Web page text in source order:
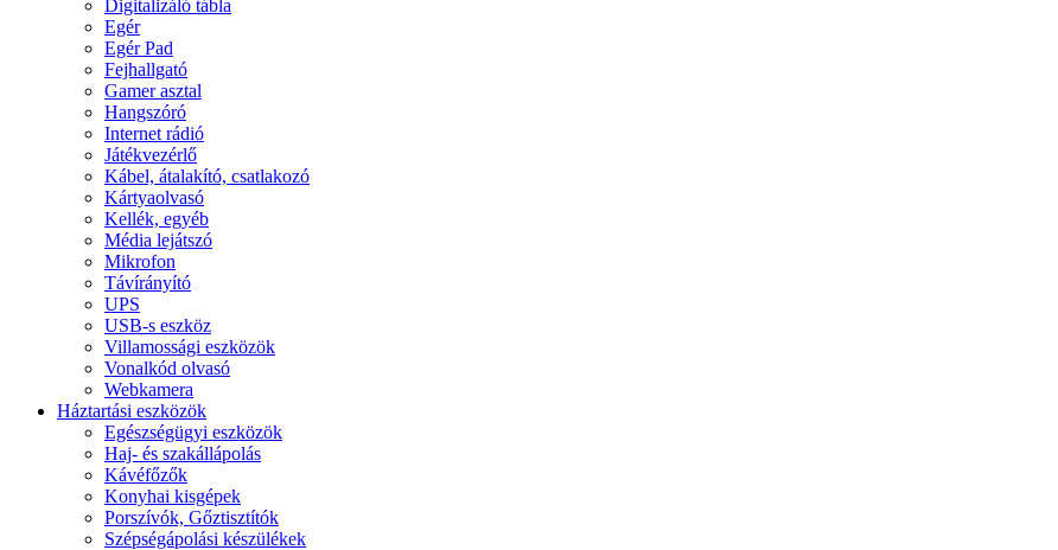
Digitalizáló tábla
Egér
Egér Pad
Fejhallgató
Gamer asztal
Hangszóró
Internet rádió
Játékvezérlő
Kábel, átalakító, csatlakozó
Kártyaolvasó
Kellék, egyéb
Média lejátszó
Mikrofon
Távírányító
UPS
USB-s eszköz
Villamossági eszközök
Vonalkód olvasó
Webkamera
Háztartási eszközök
Egészségügyi eszközök
Haj- és szakállápolás
Kávéfőzők
Konyhai kisgépek
Porszívók, Gőztisztítók
Szépségápolási készülékek